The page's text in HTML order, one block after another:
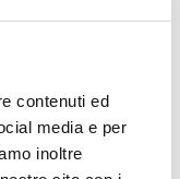
contenuti ed
media e per
inoltre
ospiti.